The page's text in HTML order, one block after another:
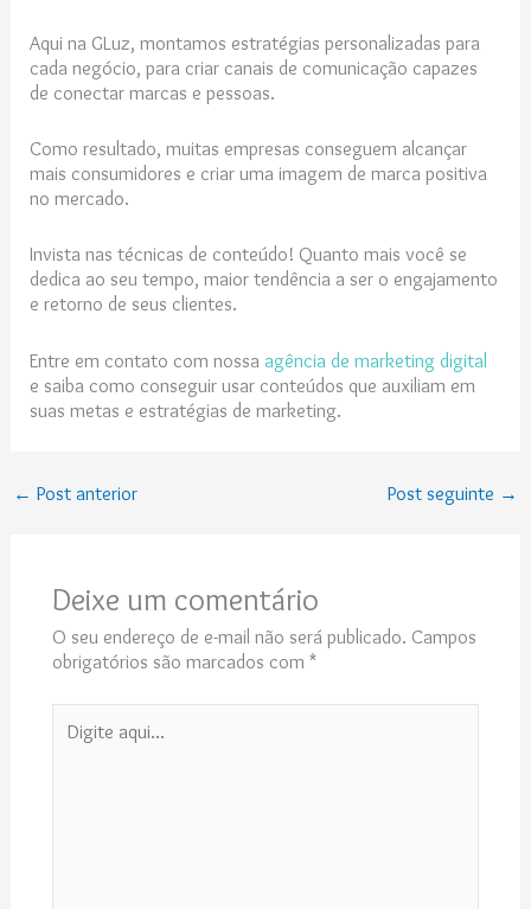
Aqui na GLuz, montamos estratégias personalizadas para
cada negócio, para criar canais de comunicação capazes
de conectar marcas e pessoas.
Como resultado, muitas empresas conseguem alcançar
mais consumidores e criar uma imagem de marca positiva
no mercado.
Invista nas técnicas de conteúdo! Quanto mais você se
dedica ao seu tempo, maior tendência a ser o engajamento
e retorno de seus clientes.
Entre em contato com nossaagência de marketing digital
e saiba como conseguir usar conteúdos que auxiliam em
suas metas e estratégias de marketing.
← Post anterior Post seguinte →
Deixe um comentário
O seu endereço de e-mail não será publicado. Campos
obrigatórios são marcados com *
aqui...